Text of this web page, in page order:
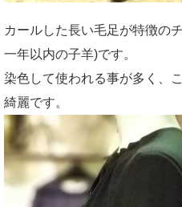
カールした長い毛足が特徴の
一年以内の子羊)です。
染色して使われる事が多く、
綺麗です。